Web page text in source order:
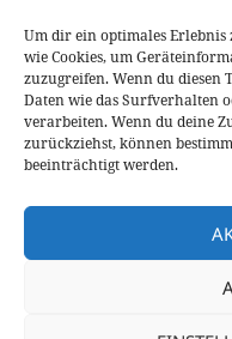
Um dir ein optimales
wie Cookies, um
zuzugreifen. Wenn du diesen
Daten wie das Surfverhalten
verarbeiten. Wenn du deine
zurückziehst, können
beeinträchtigt werden.
Veröffentlicht
am
1. März 2017 Autor
SUV-Coupé
Beitragsnavigation
VORHERIGER
Vorheriger
Beitrag:
Auf einen Kaffee
Cabriolet
DS7 Crossback